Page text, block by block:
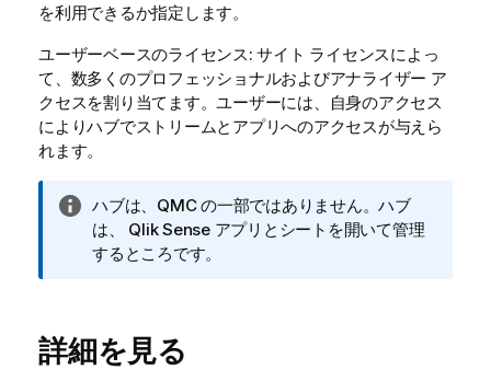
を利用できるか指定します。
ユーザーベースのライセンス: サイト ライセンスによっ
て、数多くのプロフェッショナルおよびアナライザー ア
クセスを割り当てます。ユーザーには、自身のアクセス
によりハブでストリームとアプリへのアクセスが与えら
れます。
情
報
メ
ハブは、 QMCの一部ではありません。ハブ
は、 Qlik Senseアプリとシートを開いて管理
するところです。
詳細を見る